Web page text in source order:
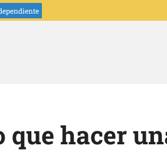
que hacer